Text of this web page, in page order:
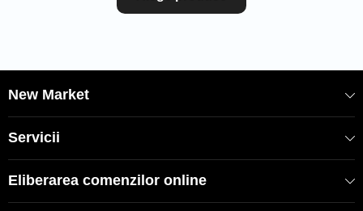
New Market
Servicii
Eliberarea comenzilor online